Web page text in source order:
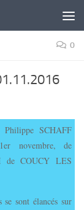
0
SCHAFF
novembre, de
de COUCY LES
sont élancés sur